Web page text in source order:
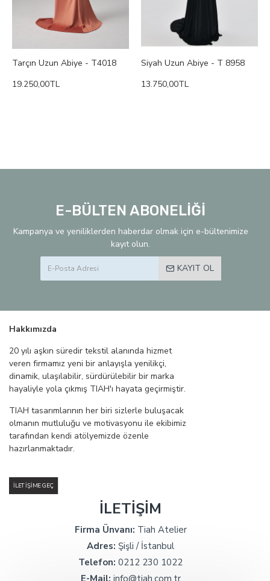
Tarçın Uzun Abiye - T4018
19.250,00TL
Siyah Uzun Abiye - T 8958
13.750,00TL
E-BÜLTEN ABONELİĞİ
Kampanya ve yeniliklerden haberdar olmak için e-bültenimize
kayıt olun.
KAYIT OL
Hakkımızda
20 yılı aşkın süredir tekstil alanında hizmet
veren firmamız yeni bir anlayışla yenilikçi,
dinamik, ulaşılabilir, sürdürülebilir bir marka
hayaliyle yola çıkmış TIAH'ı hayata geçirmiştir.
TIAH tasarımlarının her biri sizlerle buluşacak
olmanın mutluluğu ve motivasyonu ile ekibimiz
tarafından kendi atölyemizde özenle
hazırlanmaktadır.
İLETIŞIME GEÇ
İLETİŞİM
Firma Ünvanı: Tiah Atelier
Adres: Şişli / İstanbul
Telefon: 0212 230 1022
E-Mail: info@tiah.com.tr